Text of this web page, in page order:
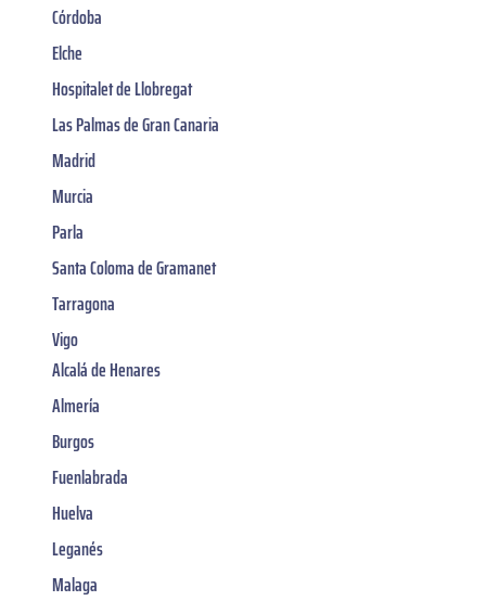
Córdoba
Elche
Hospitalet de Llobregat
Las Palmas de Gran Canaria
Madrid
Murcia
Parla
Santa Coloma de Gramanet
Tarragona
Vigo
Alcalá de Henares
Almería
Burgos
Fuenlabrada
Huelva
Leganés
Malaga